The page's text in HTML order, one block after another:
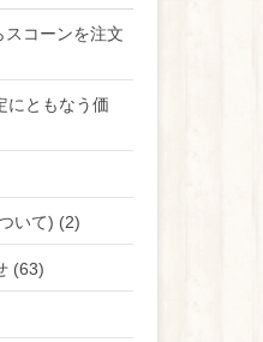
コーンを注文
にともなう価
いて) (2)
(63)